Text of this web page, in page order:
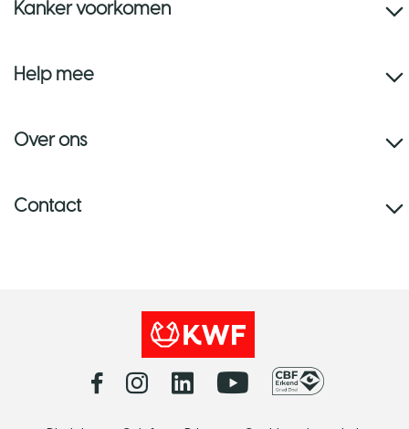
Kanker voorkomen
Help mee
Over ons
Contact